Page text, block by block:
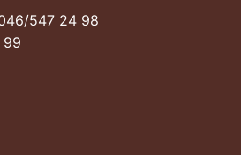
547 24 98
99